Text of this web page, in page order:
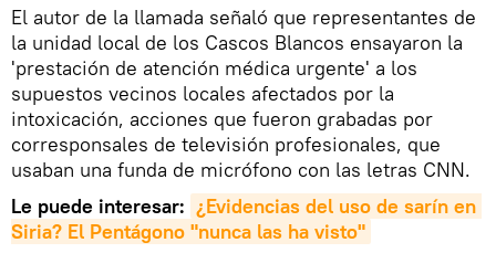
El autor de la llamada señaló que representantes de
la unidad local de los Cascos Blancos ensayaron la
'prestación de atención médica urgente' a los
supuestos vecinos locales afectados por la
intoxicación, acciones que fueron grabadas por
corresponsales de televisión profesionales, que
usaban una funda de micrófono con las letras CNN.
Le puede interesar: ¿Evidencias del uso de sarín en
Siria? El Pentágono "nunca las ha visto"